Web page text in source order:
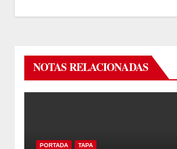
NOTAS RELACIONADAS
PORTADA TAPA